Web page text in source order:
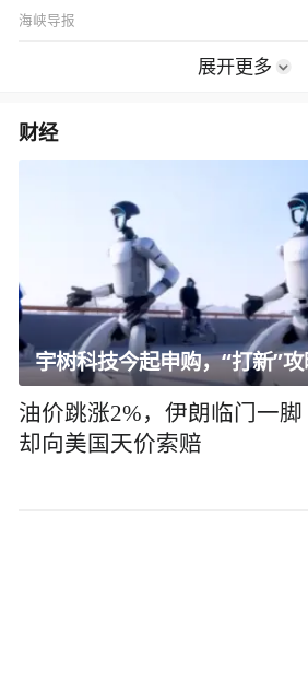
海峡导报
展开更多
财经
宇树科技今起申购，“打新”
油价跳涨2%，伊朗临门一脚
却向美国天价索赔